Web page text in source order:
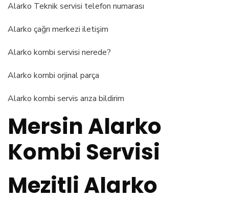
Alarko Teknik servisi telefon numarası
Alarko çağrı merkezi iletişim
Alarko kombi servisi nerede?
Alarko kombi orjinal parça
Alarko kombi servis arıza bildirim
Mersin Alarko
Kombi Servisi
Mezitli Alarko